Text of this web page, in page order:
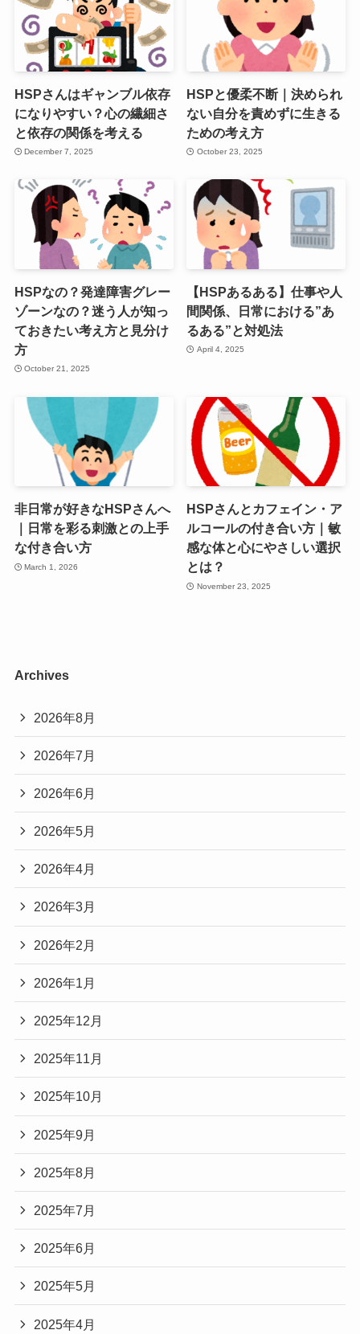
HSPさんはギャンブル依存
になりやすい？心の繊細さ
と依存の関係を考える
December 7, 2025
HSPと優柔不断｜決められ
ない自分を責めずに生きる
ための考え方
October 23, 2025
HSPなの？発達障害グレー
ゾーンなの？迷う人が知っ
ておきたい考え方と見分け
方
October 21, 2025
【HSPあるある】仕事や人
間関係、日常における”あ
るある”と対処法
April 4, 2025
非日常が好きなHSPさんへ
｜日常を彩る刺激との上手
な付き合い方
March 1, 2026
HSPさんとカフェイン・ア
ルコールの付き合い方｜敏
感な体と心にやさしい選択
とは？
November 23, 2025
Archives
2026年8月
2026年7月
2026年6月
2026年5月
2026年4月
2026年3月
2026年2月
2026年1月
2025年12月
2025年11月
2025年10月
2025年9月
2025年8月
2025年7月
2025年6月
2025年5月
2025年4月